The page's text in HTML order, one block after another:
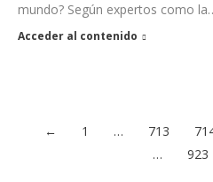
mundo? Según expertos como
Acceder al contenido
← 1 … 713
…
923